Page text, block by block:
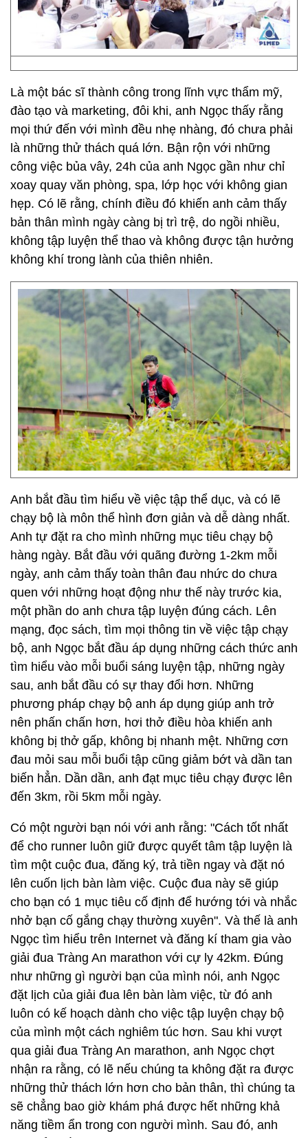
Là một bác sĩ thành công trong lĩnh vực thẩm mỹ,
đào tạo và marketing, đôi khi, anh Ngọc thấy rằng
mọi thứ đến với mình đều nhẹ nhàng, đó chưa phải
là những thử thách quá lớn. Bận rộn với những
công việc bủa vây, 24h của anh Ngọc gần như chỉ
xoay quay văn phòng, spa, lớp học với không gian
hẹp. Có lẽ rằng, chính điều đó khiến anh cảm thấy
bản thân mình ngày càng bị trì trệ, do ngồi nhiều,
không tập luyện thể thao và không được tận hưởng
không khí trong lành của thiên nhiên.
Anh bắt đầu tìm hiểu về việc tập thể dục, và có lẽ
chạy bộ là môn thể hình đơn giản và dễ dàng nhất.
Anh tự đặt ra cho mình những mục tiêu chạy bộ
hàng ngày. Bắt đầu với quãng đường 1-2km mỗi
ngày, anh cảm thấy toàn thân đau nhức do chưa
quen với những hoạt động như thế này trước kia,
một phần do anh chưa tập luyện đúng cách. Lên
mạng, đọc sách, tìm mọi thông tin về việc tập chạy
bộ, anh Ngọc bắt đầu áp dụng những cách thức anh
tìm hiểu vào mỗi buổi sáng luyện tập, những ngày
sau, anh bắt đầu có sự thay đổi hơn. Những
phương pháp chạy bộ anh áp dụng giúp anh trở
nên phấn chấn hơn, hơi thở điều hòa khiến anh
không bị thở gấp, không bị nhanh mệt. Những cơn
đau mỏi sau mỗi buổi tập cũng giảm bớt và dần tan
biến hẳn. Dần dần, anh đạt mục tiêu chạy được lên
đến 3km, rồi 5km mỗi ngày.
Có một người bạn nói với anh rằng: "Cách tốt nhất
để cho runner luôn giữ được quyết tâm tập luyện là
tìm một cuộc đua, đăng ký, trả tiền ngay và đặt nó
lên cuốn lịch bàn làm việc. Cuộc đua này sẽ giúp
cho bạn có 1 mục tiêu cố định để hướng tới và nhắc
nhở bạn cố gắng chạy thường xuyên". Và thế là anh
Ngọc tìm hiểu trên Internet và đăng kí tham gia vào
giải đua Tràng An marathon với cự ly 42km. Đúng
như những gì người bạn của mình nói, anh Ngọc
đặt lịch của giải đua lên bàn làm việc, từ đó anh
luôn có kế hoạch dành cho việc tập luyện chạy bộ
của mình một cách nghiêm túc hơn. Sau khi vượt
qua giải đua Tràng An marathon, anh Ngọc chợt
nhận ra rằng, có lẽ nếu chúng ta không đặt ra được
những thử thách lớn hơn cho bản thân, thì chúng ta
sẽ chẳng bao giờ khám phá được hết những khả
năng tiềm ẩn trong con người mình. Sau đó, anh